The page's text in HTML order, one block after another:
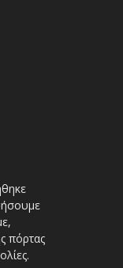
πόρτας